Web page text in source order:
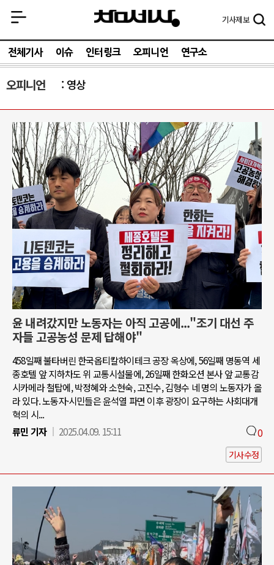
기사제보
전체기사 이슈 인터링크 오피니언 연구소
오피니언 영상
윤 내려갔지만 노동자는 아직 고공에..."조기 대선 주
자들 고공농성 문제 답해야"
458일째 불타버린 한국옵티칼하이테크 공장 옥상에, 56일째 명동역 세
종호텔 앞 지하차도 위 교통시설물에, 26일째 한화오션 본사 앞 교통감
시카메라 철탑에, 박정혜와 소현숙, 고진수, 김형수 네 명의 노동자가 올
라 있다. 노동자·시민들은 윤석열 파면 이후 광장이 요구하는 사회대개
혁의 시...
류민 기자
2025.04.09. 15:11 0
기사수정